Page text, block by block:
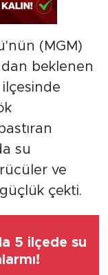
(MGM)
beklenen
su
ve
çekti.
5 ilçede su